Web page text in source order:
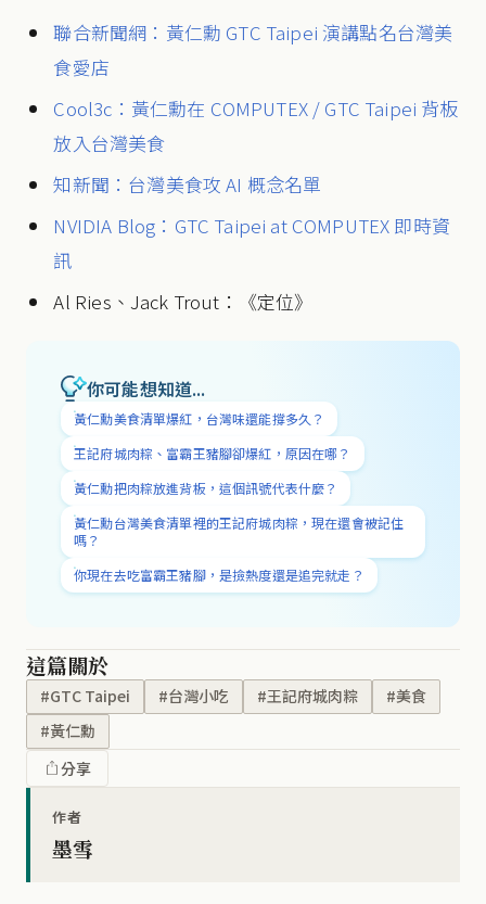
聯合新聞網：黃仁勳 GTC Taipei 演講點名台灣美
食愛店
Cool3c：黃仁勳在 COMPUTEX / GTC Taipei 背板
放入台灣美食
知新聞：台灣美食攻 AI 概念名單
NVIDIA Blog：GTC Taipei at COMPUTEX 即時資
訊
Al Ries、Jack Trout：《定位》
你可能想知道...
黃仁勳美食清單爆紅，台灣味還能撐多久？
王記府城肉粽、富霸王豬腳卻爆紅，原因在哪？
黃仁勳把肉粽放進背板，這個訊號代表什麼？
黃仁勳台灣美食清單裡的王記府城肉粽，現在還會被記住
嗎？
你現在去吃富霸王豬腳，是撿熱度還是追完就走？
這篇關於
#GTC Taipei #台灣小吃 #王記府城肉粽
#美食
#黃仁勳
分享
作者
墨雪